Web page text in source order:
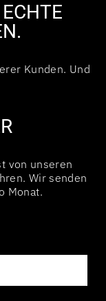
Kunden. Und
von unseren
Wir senden
Monat.